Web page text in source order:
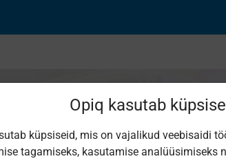
Opiq kasutab
küpsiseid, mis on vajalikud veebisaidi
tagamiseks, kasutamise analüüsimiseks